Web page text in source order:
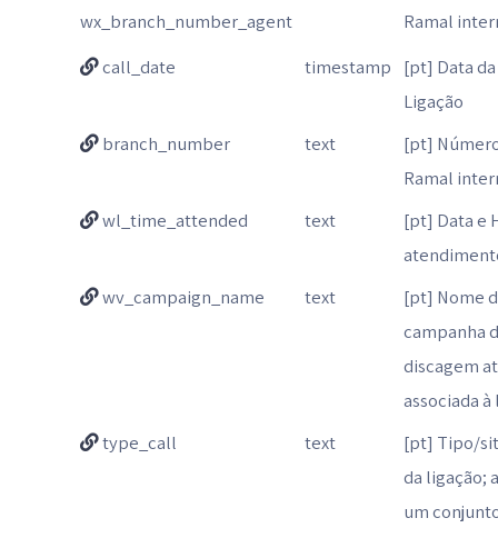
wx_branch_number_agent
Ramal
call_date
timestamp [pt] Data da
Ligação
branch_number
text
[pt]
Ramal
wl_time_attended
text
[pt] Data e
wv_campaign_name
text
[pt] Nome
campanha
discagem
associada
type_call
text
[pt] Tipo/
da ligação;
um